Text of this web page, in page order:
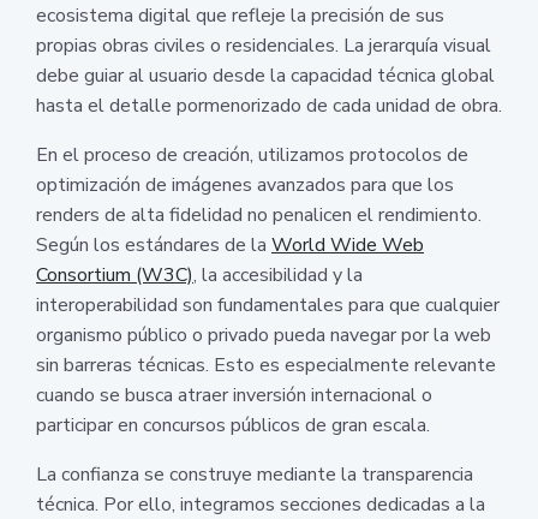
ecosistema digital que refleje la precisión de sus
propias obras civiles o residenciales. La jerarquía visual
debe guiar al usuario desde la capacidad técnica global
hasta el detalle pormenorizado de cada unidad de obra.
En el proceso de creación, utilizamos protocolos de
optimización de imágenes avanzados para que los
renders de alta fidelidad no penalicen el rendimiento.
Según los estándares de la World Wide Web
Consortium (W3C), la accesibilidad y la
interoperabilidad son fundamentales para que cualquier
organismo público o privado pueda navegar por la web
sin barreras técnicas. Esto es especialmente relevante
cuando se busca atraer inversión internacional o
participar en concursos públicos de gran escala.
La confianza se construye mediante la transparencia
técnica. Por ello, integramos secciones dedicadas a la